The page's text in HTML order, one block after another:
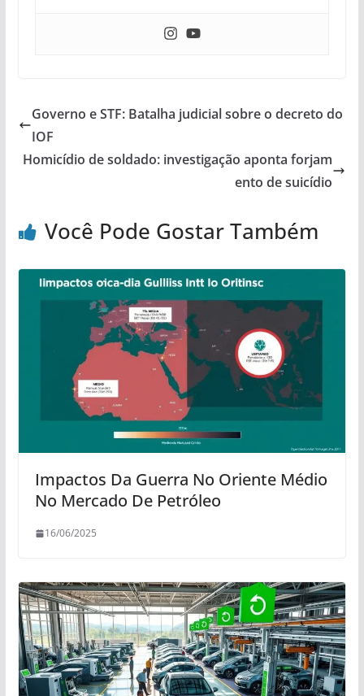
Governo e STF: Batalha judicial sobre o decreto do
IOF
Homicídio de soldado: investigação aponta forjam
ento de suicídio
Você Pode Gostar Também
Impactos Da Guerra No Oriente Médio
No Mercado De Petróleo
16/06/2025